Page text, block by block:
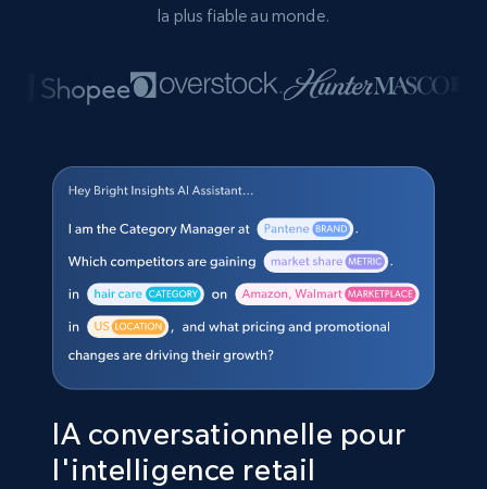
la plus fiable au monde.
IA conversationnelle pour
l'intelligence retail